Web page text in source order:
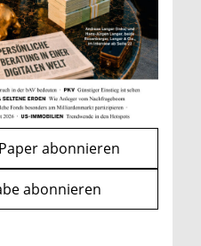
ARTIKEL
weiter
abonnieren
abonnieren